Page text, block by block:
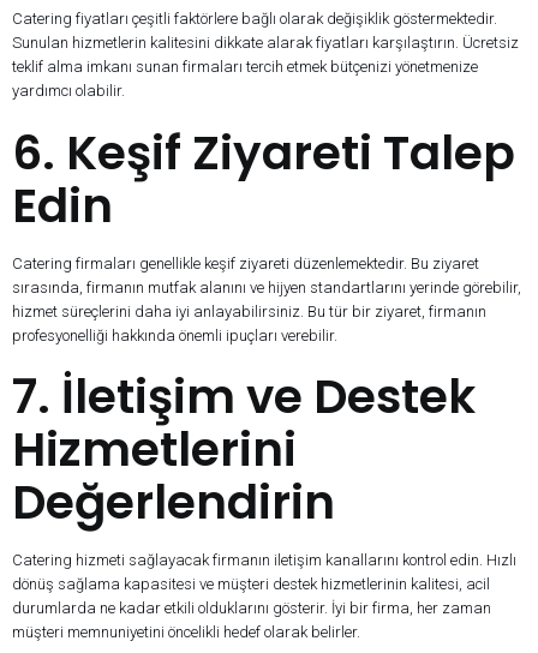
Catering fiyatları çeşitli faktörlere bağlı olarak değişiklik göstermektedir.
Sunulan hizmetlerin kalitesini dikkate alarak fiyatları karşılaştırın. Ücretsiz
teklif alma imkanı sunan firmaları tercih etmek bütçenizi yönetmenize
yardımcı olabilir.
6. Keşif Ziyareti Talep
Edin
Catering firmaları genellikle keşif ziyareti düzenlemektedir. Bu ziyaret
sırasında, firmanın mutfak alanını ve hijyen standartlarını yerinde görebilir,
hizmet süreçlerini daha iyi anlayabilirsiniz. Bu tür bir ziyaret, firmanın
profesyonelliği hakkında önemli ipuçları verebilir.
7. İletişim ve Destek
Hizmetlerini
Değerlendirin
Catering hizmeti sağlayacak firmanın iletişim kanallarını kontrol edin. Hızlı
dönüş sağlama kapasitesi ve müşteri destek hizmetlerinin kalitesi, acil
durumlarda ne kadar etkili olduklarını gösterir. İyi bir firma, her zaman
müşteri memnuniyetini öncelikli hedef olarak belirler.